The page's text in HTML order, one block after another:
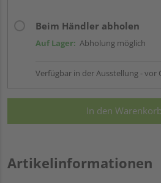
Beim Händler abholen
Auf Lager: Abholung möglich
Verfügbar in der Ausstellung - vor
In den Warenkorb
Artikelinformationen